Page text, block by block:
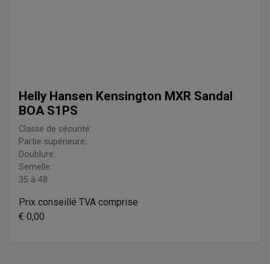
Helly Hansen Kensington MXR Sandal
BOA S1PS
Classe de sécurité:
Partie supérieure:
Doublure:
Semelle:
35 à 48
Prix conseillé TVA comprise
€ 0,00